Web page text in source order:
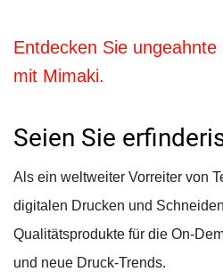
Entdecken Sie ungeahnte
mit Mimaki.
Seien Sie
Als ein weltweiter Vorreiter von
digitalen Drucken und
Qualitätsprodukte für die On-
und neue Druck-Trends.